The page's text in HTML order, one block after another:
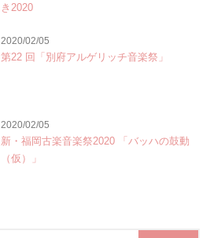
き2020
2020/02/05
第22 回「別府アルゲリッチ音楽祭」
2020/02/05
新・福岡古楽音楽祭2020 「バッハの鼓動
（仮）」